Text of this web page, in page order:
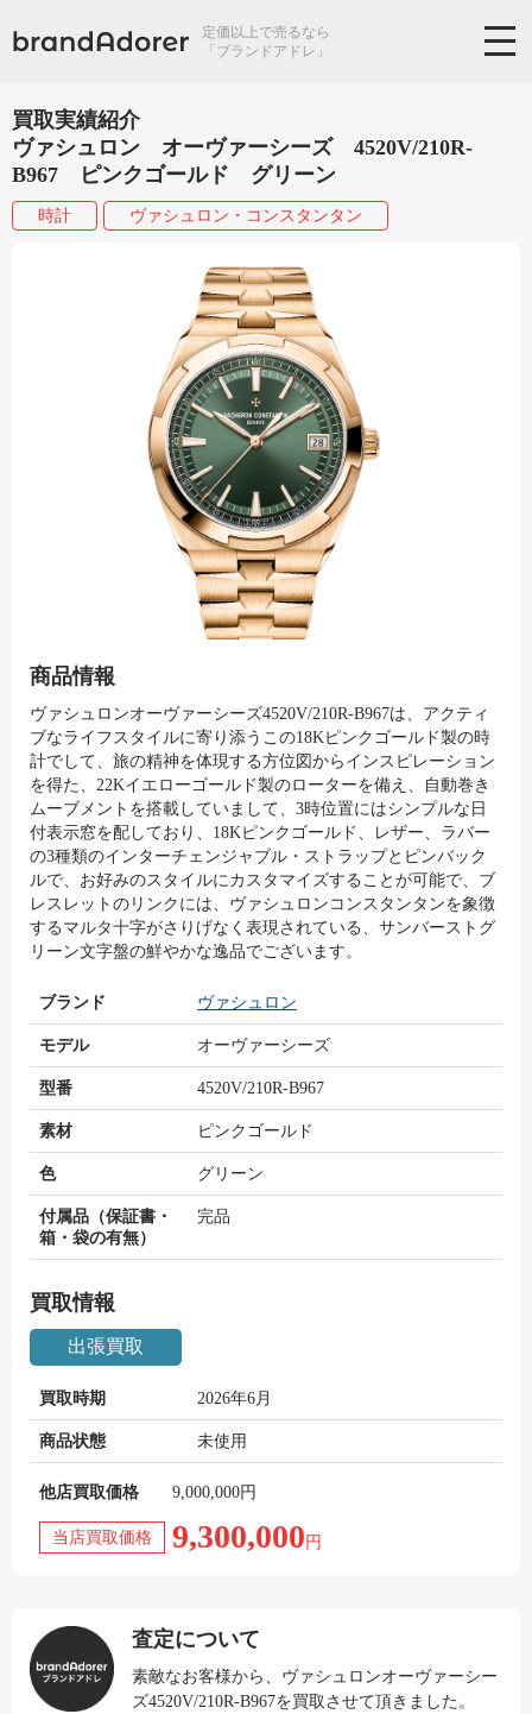
定価以上で売るなら
「ブランドアドレ」
買取実績紹介
ヴァシュロン オーヴァーシーズ 4520V/210R-
B967 ピンクゴールド グリーン
時計 ヴァシュロン・コンスタンタン
商品情報
ヴァシュロンオーヴァーシーズ4520V/210R-B967は、アクティ
ブなライフスタイルに寄り添うこの18Kピンクゴールド製の時
計でして、旅の精神を体現する方位図からインスピレーション
を得た、22Kイエローゴールド製のローターを備え、自動巻き
ムーブメントを搭載していまして、3時位置にはシンプルな日
付表示窓を配しており、18Kピンクゴールド、レザー、ラバー
の3種類のインターチェンジャブル・ストラップとピンバック
ルで、お好みのスタイルにカスタマイズすることが可能で、ブ
レスレットのリンクには、ヴァシュロンコンスタンタンを象徴
するマルタ十字がさりげなく表現されている、サンバーストグ
リーン文字盤の鮮やかな逸品でございます。
ブランド ヴァシュロン
モデル オーヴァーシーズ
型番 4520V/210R-B967
素材 ピンクゴールド
色 グリーン
付属品（保証書・
箱・袋の有無）
完品
買取情報
出張買取
買取時期 2026年6月
商品状態 未使用
他店買取価格 9,000,000円
当店買取価格 9,300,000 円
査定について
素敵なお客様から、ヴァシュロンオーヴァーシー
ズ4520V/210R-B967を買取させて頂きました。